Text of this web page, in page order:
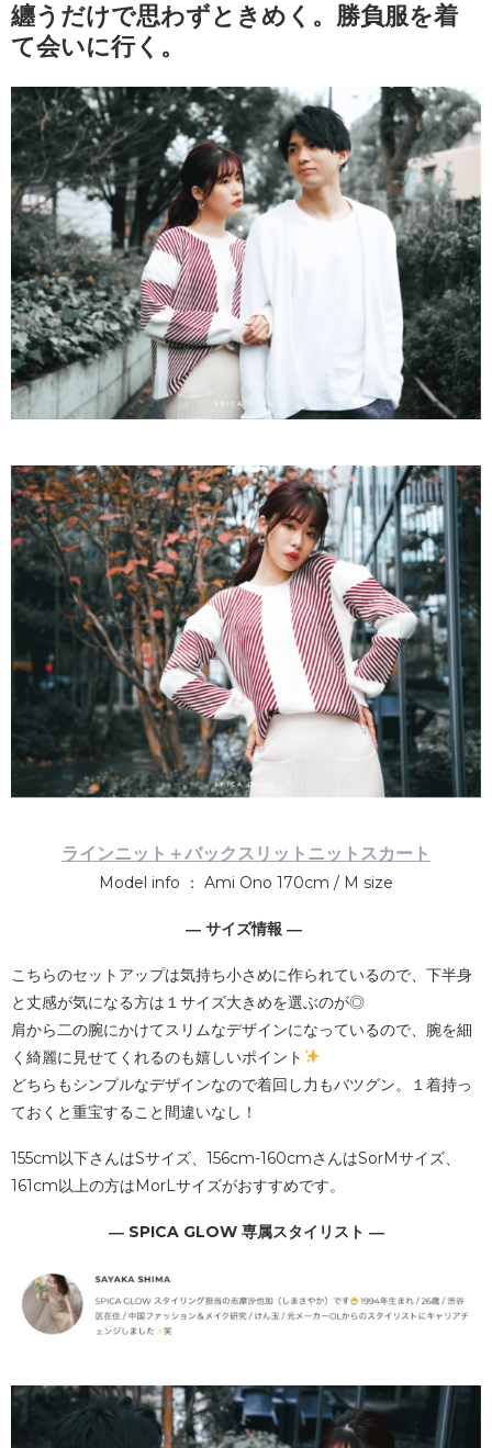
纏うだけで思わずときめく。勝負服を着
て会いに行く。
ラインニット＋バックスリットニットスカート
Model info ： Ami Ono 170cm / M size
― サイズ情報 ―
こちらのセットアップは気持ち小さめに作られているので、下半身
と丈感が気になる方は１サイズ大きめを選ぶのが◎
肩から二の腕にかけてスリムなデザインになっているので、腕を細
く綺麗に見せてくれるのも嬉しいポイント
どちらもシンプルなデザインなので着回し力もバツグン。１着持っ
ておくと重宝すること間違いなし！
155cm以下さんはSサイズ、156cm-160cmさんはSorMサイズ、
161cm以上の方はMorLサイズがおすすめです。
― SPICA GLOW 専属スタイリスト ―